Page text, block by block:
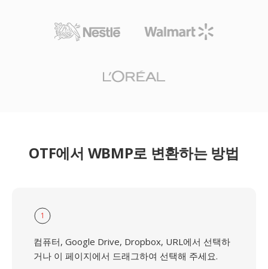
OTF에서 WBMP로 변환하는 방법
1
컴퓨터, Google Drive, Dropbox, URL에서 선택하
거나 이 페이지에서 드래그하여 선택해 주세요.